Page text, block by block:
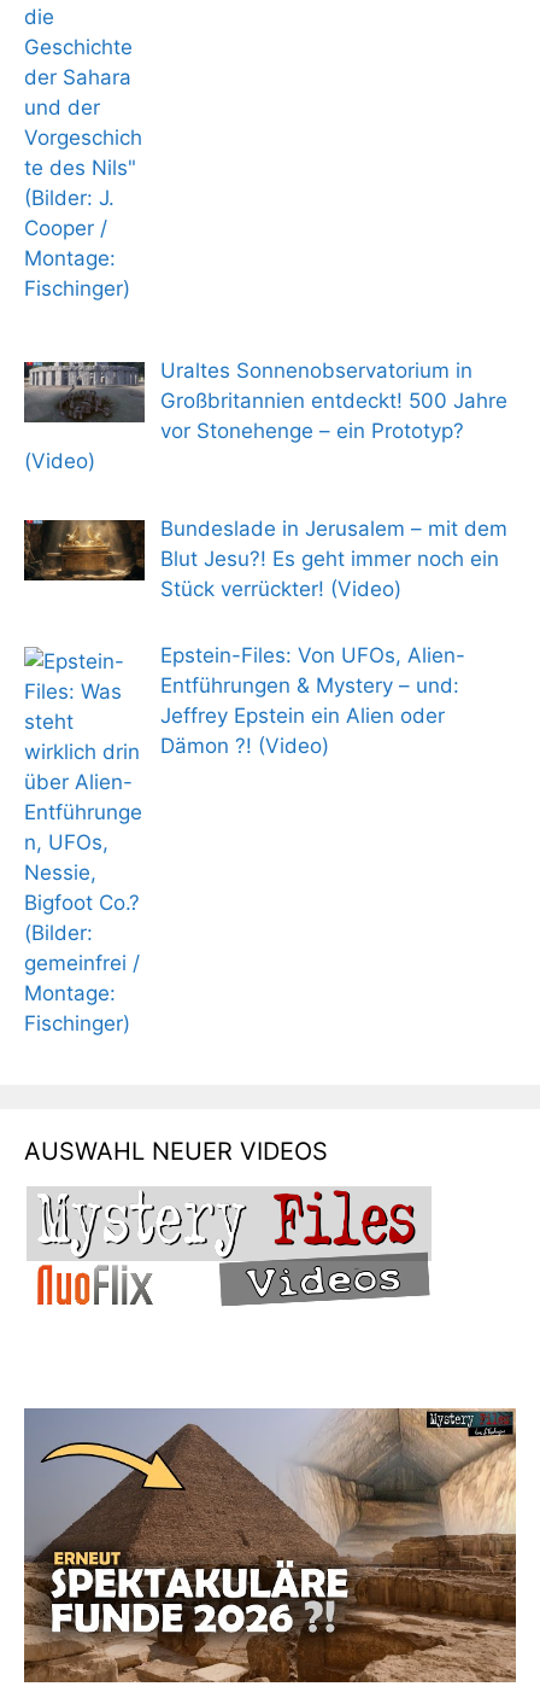
Uraltes Sonnenobservatorium in
Großbritannien entdeckt! 500 Jahre
vor Stonehenge – ein Prototyp?
(Video)
Bundeslade in Jerusalem – mit dem
Blut Jesu?! Es geht immer noch ein
Stück verrückter! (Video)
Epstein-Files: Von UFOs, Alien-
Entführungen & Mystery – und:
Jeffrey Epstein ein Alien oder
Dämon ?! (Video)
AUSWAHL NEUER VIDEOS